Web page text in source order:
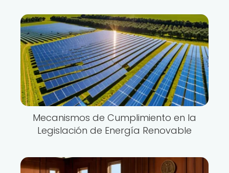
Mecanismos de Cumplimiento en la
Legislación de Energía Renovable